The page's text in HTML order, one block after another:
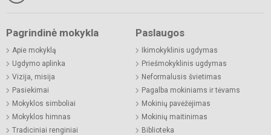
Pagrindinė mokykla
Apie mokyklą
Ugdymo aplinka
Vizija, misija
Pasiekimai
Mokyklos simboliai
Mokyklos himnas
Tradiciniai renginiai
Paslaugos
Ikimokyklinis ugdymas
Priešmokyklinis ugdymas
Neformalusis švietimas
Pagalba mokiniams ir tėvams
Mokinių pavėžėjimas
Mokinių maitinimas
Biblioteka